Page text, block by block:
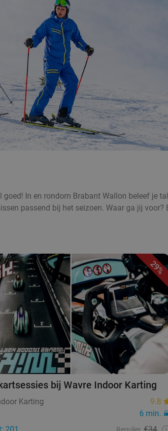
In en rondom Brabant Wallon beleef je
passend bij het seizoen. Waar ga jij
29%
bij Wavre Indoor Karting
Karting
9.8
6 min.